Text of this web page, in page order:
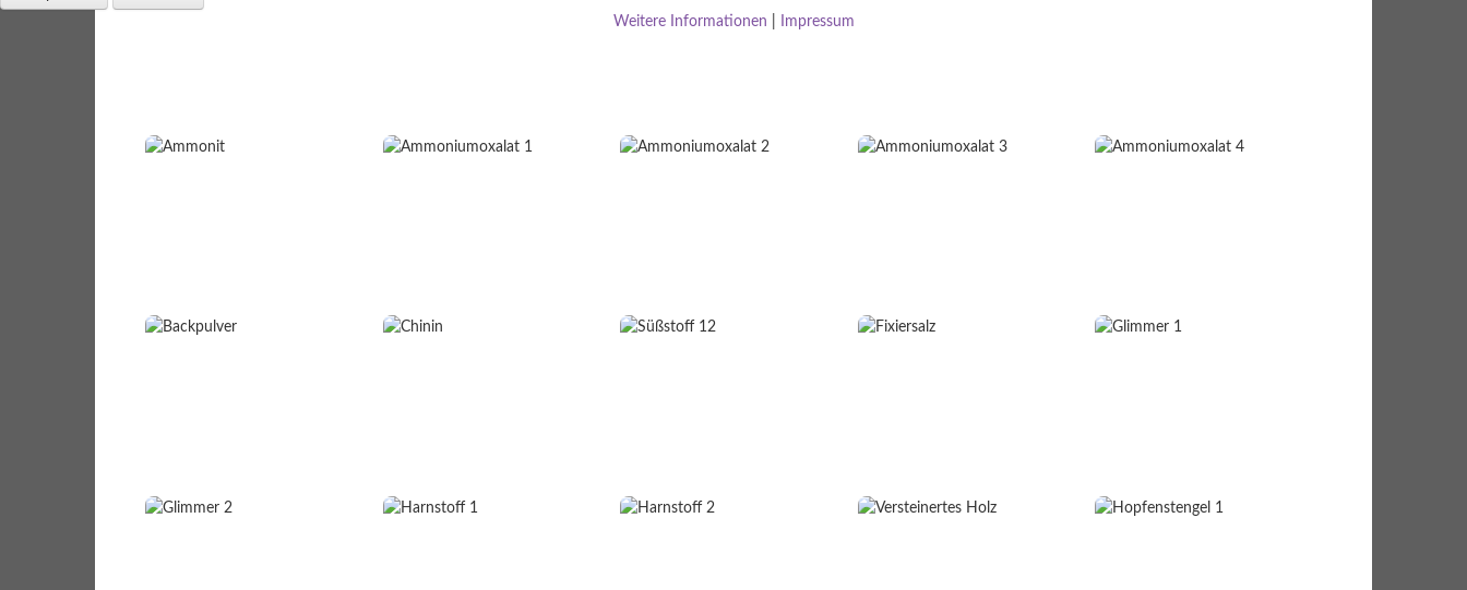
Weitere Informationen
Impressum